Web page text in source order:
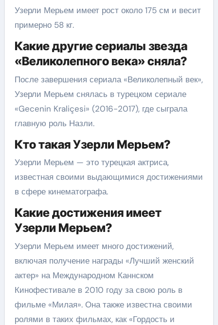
Узерли Мерьем имеет рост около 175 см и весит
примерно 58 кг.
Какие другие сериалы звезда
«Великолепного века» сняла?
После завершения сериала «Великолепный век»,
Узерли Мерьем снялась в турецком сериале
«Gecenin Kraliçesi» (2016-2017), где сыграла
главную роль Назли.
Кто такая Узерли Мерьем?
Узерли Мерьем — это турецкая актриса,
известная своими выдающимися достижениями
в сфере кинематографа.
Какие достижения имеет
Узерли Мерьем?
Узерли Мерьем имеет много достижений,
включая получение награды «Лучший женский
актер» на Международном Каннском
Кинофестивале в 2010 году за свою роль в
фильме «Милая». Она также известна своими
ролями в таких фильмах, как «Гордость и